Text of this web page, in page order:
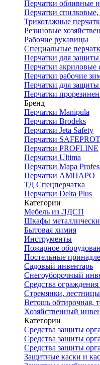
Перчатки обливные
Перчатки
Трикотажные
Резиновые
Рабочие рукавицы
Специальные
Перчатки для защиты
Перчатки акриловые
Перчатки рабочие
Перчатки для
Перчатки
Бренд
Перчатки Manipula
Перчатки Brodeks
Перчатки Jeta Safety
Перчатки
Перчатки PROFLINE
Перчатки Ultima
Перчатки Мара
Перчатки АМПАРО
ТД Спецперчатка
Перчатки Delta Plus
Категории
Мебель из ЛДСП
Шкафы
Бытовая химия
Инструменты
Пожарное
Постельные
Садовый инвентарь
Снегоуборочный
Средства
Стремянки, лестницы
Ветошь обтирочная,
Хозяйственный
Категории
Средства защиты
Средства защиты
Средства защиты
Защитные каски и